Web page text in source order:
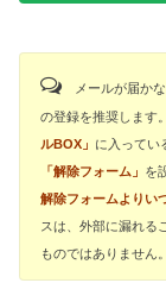
メールが届か
の登録を推奨します
ルBOX」 に入ってい
「解除フォーム」 を
解除フォームよりい
スは、外部に漏れる
ものではありません